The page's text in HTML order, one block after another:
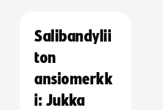
Salibandylii
ton
ansiomerkk
i: Jukka